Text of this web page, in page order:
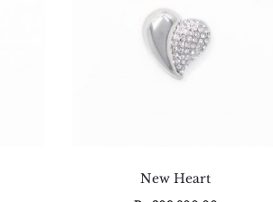
New Heart